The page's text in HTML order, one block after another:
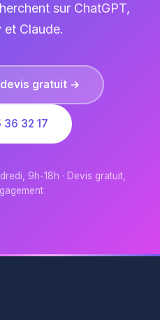
sur ChatGPT,
et Claude.
gratuit →
36 32 17
9h-18h · Devis gratuit,